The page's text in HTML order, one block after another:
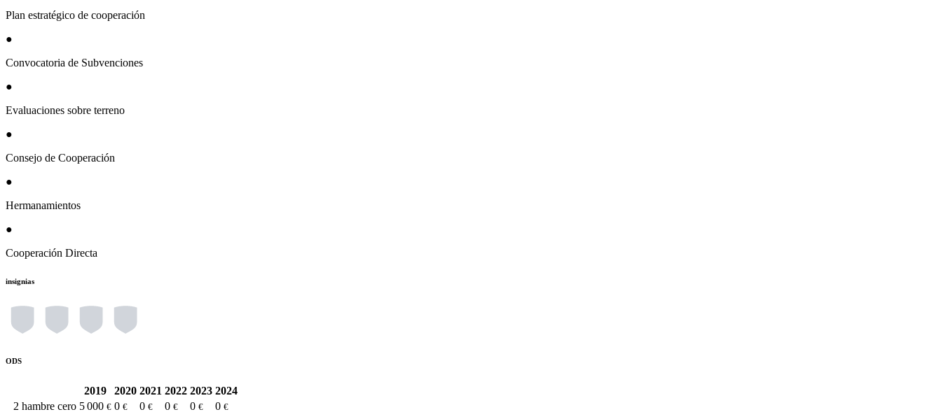
Plan estratégico de cooperación
●
Convocatoria de Subvenciones
●
Evaluaciones sobre terreno
●
Consejo de Cooperación
●
Hermanamientos
●
Cooperación Directa
insignias
ODS
2019 2020 2021 2022 2023 2024
2 hambre cero 5 000 € 0 € 0 € 0 € 0 € 0 €